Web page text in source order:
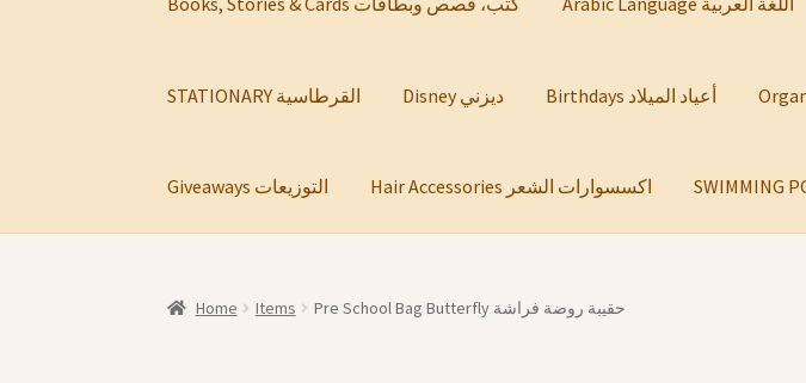
STATIONARY القرطاسية Disney ديزني Birthdays أعياد الميلاد
Giveaways التوزيعات Hair Accessories اكسسوارات الشعر
Home Items Pre School Bag Butterfly حقيبة روضة فراشة